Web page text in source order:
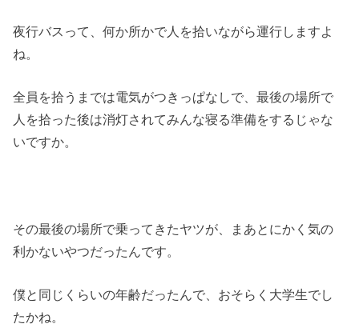
夜行バスって、何か所かで人を拾いながら運行しますよ
ね。
全員を拾うまでは電気がつきっぱなしで、最後の場所で
人を拾った後は消灯されてみんな寝る準備をするじゃな
いですか。
その最後の場所で乗ってきたヤツが、まあとにかく気の
利かないやつだったんです。
僕と同じくらいの年齢だったんで、おそらく大学生でし
たかね。